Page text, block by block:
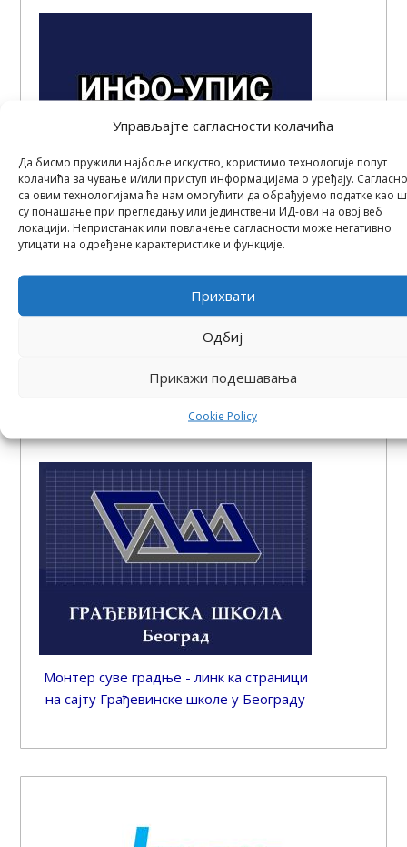
Управљајте сагласности колачића
Да бисмо пружили најбоље искуство, користимо технологије попут
колачића за чување и/или приступ информацијама о уређају.
са овим технологијама ће нам омогућити да обрађујемо податке као
су понашање при прегледању или јединствени ИД-ови на овој веб
локацији. Непристанак или повлачење сагласности може негативно
утицати на одређене карактеристике и функције.
Прихвати
Одбиј
Прикажи подешавања
Cookie Policy
ИНФО-УПИС | МОНТЕР СУВЕ ГРАДЊЕ -
линк ка страници за упис у Грађевинску
Монтер суве градње - линк ка страници
на сајту Грађевинске школе у Београду